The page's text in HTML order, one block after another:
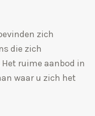
zich
die zich
ruime aanbod in
waar u zich het